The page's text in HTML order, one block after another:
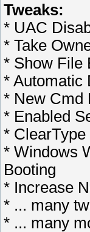
Tweaks:
* UAC
* Take
* Show File
* Automatic
* New Cmd
* Enabled
* ClearType
* Windows
Booting
* Increase
* ... many
* ... many